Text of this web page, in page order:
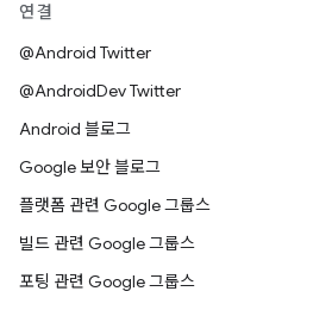
연결
@Android Twitter
@AndroidDev Twitter
Android 블로그
Google 보안 블로그
플랫폼 관련 Google 그룹스
빌드 관련 Google 그룹스
포팅 관련 Google 그룹스